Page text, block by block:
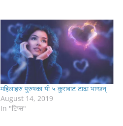
महिलाहरु पुरुषका यी ५ कुराबाट टाढा भाग्छन्
August 14, 2019
In "टिप्स"